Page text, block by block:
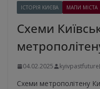
ІСТОРІЯ КИЄВА МАПИ МІСТА
Схеми
04.02.2025 kyivpastfuture
Схеми метрополітену